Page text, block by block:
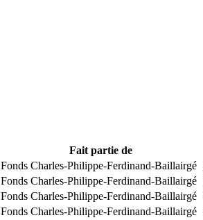
Fait partie de
Fonds Charles-Philippe-Ferdinand-Baillairgé
Fonds Charles-Philippe-Ferdinand-Baillairgé
Fonds Charles-Philippe-Ferdinand-Baillairgé
Fonds Charles-Philippe-Ferdinand-Baillairgé